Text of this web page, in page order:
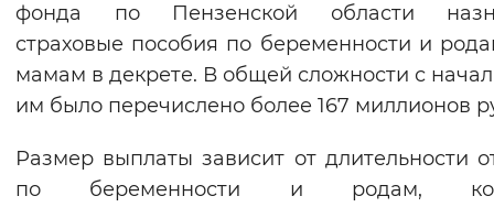
Цвет сайта
Монохромный Инверсивный
Синий фон
Изображения
Включены Выключены
фонда по Пензенской области
страховые пособия по беременности и
мамам в декрете. В общей сложности с
им было перечислено более 167 миллионов
Размер выплаты зависит от длительности
по беременности и родам,